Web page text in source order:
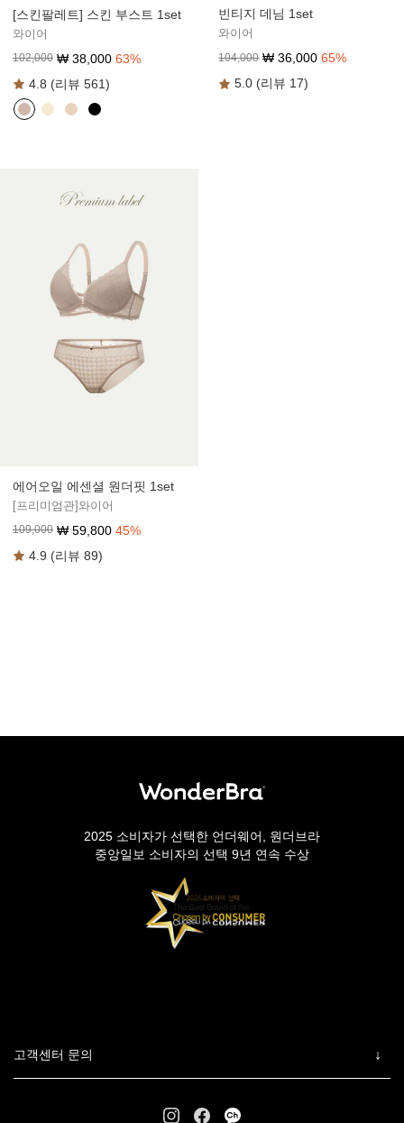
[스킨팔레트] 스킨 부스트 1set
와이어
102,000 ₩ 38,000 63%
4.8 (리뷰 561)
빈티지 데님 1set
와이어
104,000 ₩36,000 65%
5.0 (리뷰 17)
에어오일 에센셜 원더핏 1set
[프리미엄관]와이어
109,000 ₩ 59,800 45%
4.9 (리뷰 89)
2025 소비자가 선택한 언더웨어, 원더브라
중앙일보 소비자의 선택 9년 연속 수상
고객센터 문의